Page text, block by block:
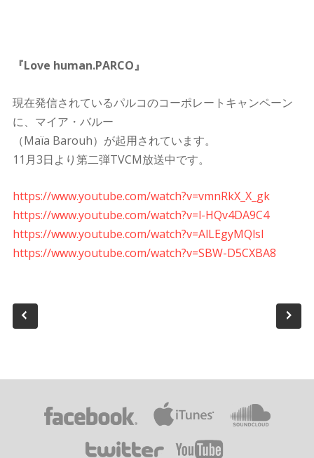
『Love human.PARCO』
現在発信されているパルコのコーポレートキャンペーン
に、マイア・バルー
（Maïa Barouh）が起用されています。
11月3日より第二弾TVCM放送中です。
https://www.youtube.com/watch?v=vmnRkX_X_gk
https://www.youtube.com/watch?v=l-HQv4DA9C4
https://www.youtube.com/watch?v=AlLEgyMQlsI
https://www.youtube.com/watch?v=SBW-D5CXBA8